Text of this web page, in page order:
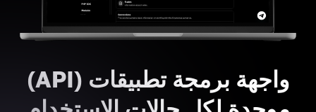
واجهة برمجة تطبيقات (API)